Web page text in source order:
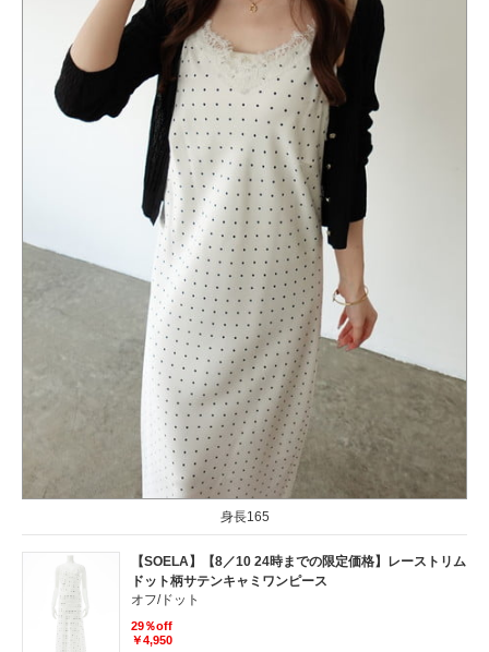
身長165
【SOELA】【8／10 24時までの限定価格】レーストリム
ドット柄サテンキャミワンピース
オフ/ドット
29％off
￥4,950